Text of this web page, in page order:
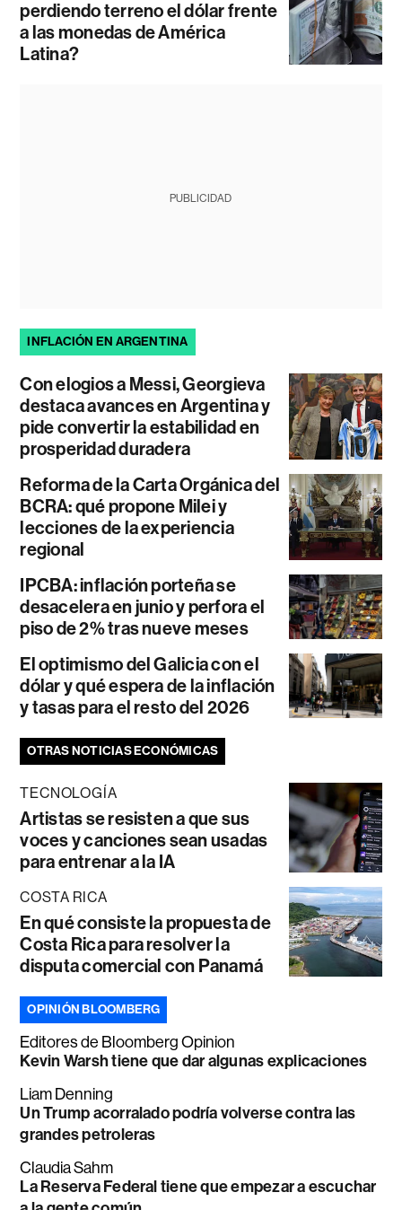
perdiendo terreno el dólar frente
a las monedas de América
Latina?
PUBLICIDAD
INFLACIÓN EN ARGENTINA
Con elogios a Messi, Georgieva
destaca avances en Argentina y
pide convertir la estabilidad en
prosperidad duradera
Reforma de la Carta Orgánica del
BCRA: qué propone Milei y
lecciones de la experiencia
regional
IPCBA: inflación porteña se
desacelera en junio y perfora el
piso de 2% tras nueve meses
El optimismo del Galicia con el
dólar y qué espera de la inflación
y tasas para el resto del 2026
OTRAS NOTICIAS ECONÓMICAS
TECNOLOGÍA
Artistas se resisten a que sus
voces y canciones sean usadas
para entrenar a la IA
COSTA RICA
En qué consiste la propuesta de
Costa Rica para resolver la
disputa comercial con Panamá
OPINIÓN BLOOMBERG
Editores de Bloomberg Opinion
Kevin Warsh tiene que dar algunas explicaciones
Liam Denning
Un Trump acorralado podría volverse contra las
grandes petroleras
Claudia Sahm
La Reserva Federal tiene que empezar a escuchar